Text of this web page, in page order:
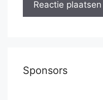
Sponsors